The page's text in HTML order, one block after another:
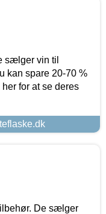
sælger vin til
kan spare 20-70 %
for at se deres
De sælger